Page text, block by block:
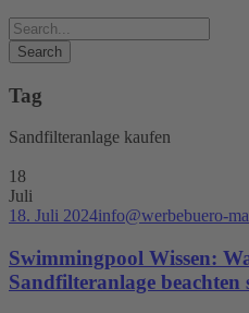
Tag
Sandfilteranlage kaufen
18
Juli
18. Juli 2024info@werbebuero-
Swimmingpool Wissen:
Sandfilteranlage beachten